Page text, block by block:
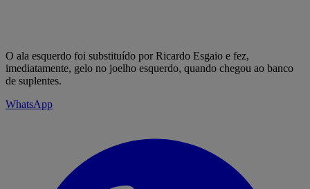
O ala esquerdo foi substituído por Ricardo Esgaio e fez,
imediatamente, gelo no joelho esquerdo, quando chegou ao banco
de suplentes.
WhatsApp